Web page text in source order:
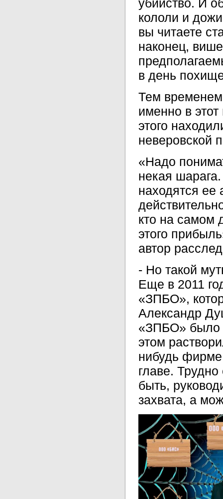
кололи и
вы читаете
наконец,
в день
Тем временем
именно в
этого
неверовской
«Надо
некая
находятся ее
кто на самом
этого
автор
- Но такой
Еще в 2011
«ЗПБО»,
Александр
«ЗПБО» было
этом
нибудь фирме
главе.
быть,
захвата, а